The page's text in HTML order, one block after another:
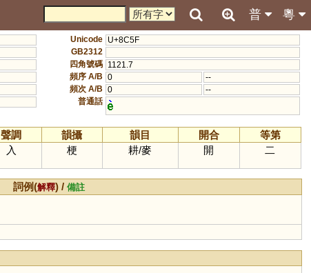
粵
普
Unicode U+8C5F
GB2312
四角號碼 1121.7
頻序 A/B 0
--
頻次 A/B 0
--
普通話
聲調 韻攝 韻目 開合
等第
入 梗 耕/麥 開 二
詞例(解釋) /備註